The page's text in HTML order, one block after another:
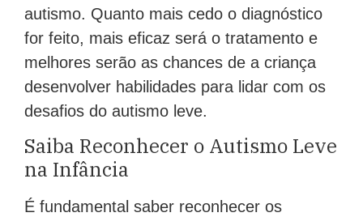
autismo. Quanto mais cedo o diagnóstico
for feito, mais eficaz será o tratamento e
melhores serão as chances de a criança
desenvolver habilidades para lidar com os
desafios do autismo leve.
Saiba Reconhecer o Autismo Leve
na Infância
É fundamental saber reconhecer os